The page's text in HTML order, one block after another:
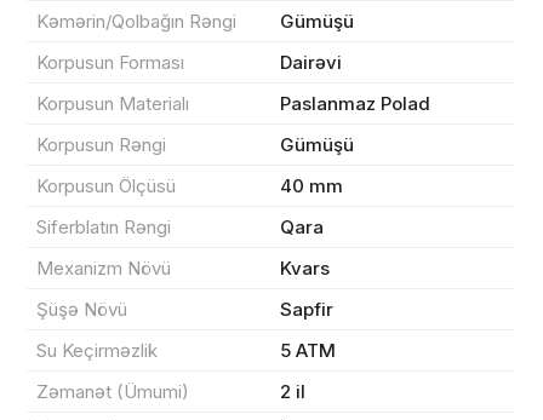
Kəmərin/Qolbağın Rəngi
Gümüşü
Korpusun Forması
Dairəvi
Korpusun Materialı
Paslanmaz Polad
Korpusun Rəngi
Gümüşü
Korpusun Ölçüsü
40 mm
Siferblatın Rəngi
Qara
Mexanizm Növü
Kvars
Şüşə Növü
Sapfir
Su Keçirməzlik
5 ATM
Zəmanət (Ümumi)
2 il
Məhsul toplam(0)
Endirim
Çatdırılma